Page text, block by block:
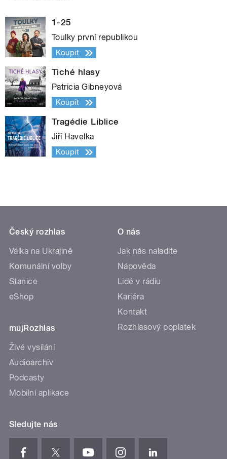
1-25
Toulky první republikou
Koupit
Tiché hlasy
Patricia Gibneyová
Koupit
Tragédie Liblice
Jiří Havelka
Koupit
Český rozhlas
Válka na Ukrajině
Komunální volby
Stanice
eShop
mujRozhlas
Živé vysílání
Audioarchiv
Podcasty
Mobilní aplikace
O nás
Jak nás naladíte
Nápověda
Lidé v rádiu
Kariéra
Kontakt
Rozhlasový poplatek
Sledujte nás